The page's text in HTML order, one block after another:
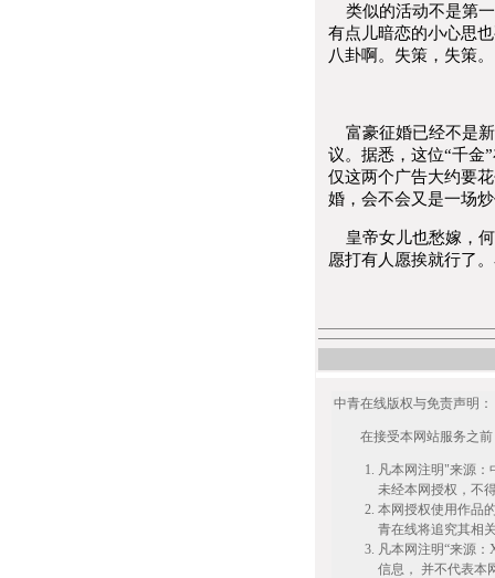
类似的活动不是第一
有点儿暗恋的小心思
八卦啊。失策，失策。
富豪征婚已经不是新
议。据悉，这位“千金
仅这两个广告大约要
婚，会不会又是一场
皇帝女儿也愁嫁，何
愿打有人愿挨就行了
中青在线版权与免责声明：
在接受本网站服务之前
凡本网注明"来源
未经本网授权，不
本网授权使用作品
青在线将追究其相
凡本网注明“来源
信息， 并不代表本